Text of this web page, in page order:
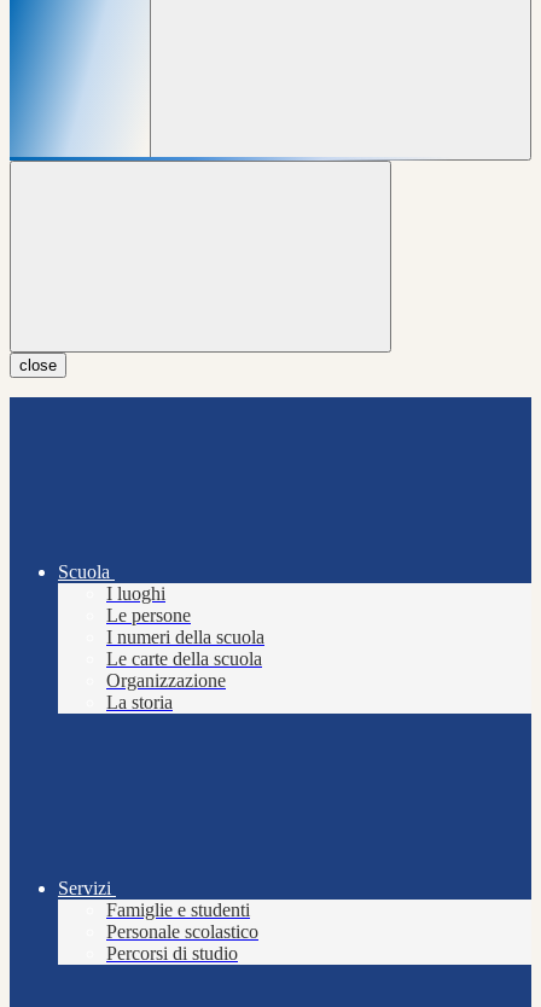
close
Scuola
I luoghi
Le persone
I numeri della scuola
Le carte della scuola
Organizzazione
La storia
Servizi
Famiglie e studenti
Personale scolastico
Percorsi di studio